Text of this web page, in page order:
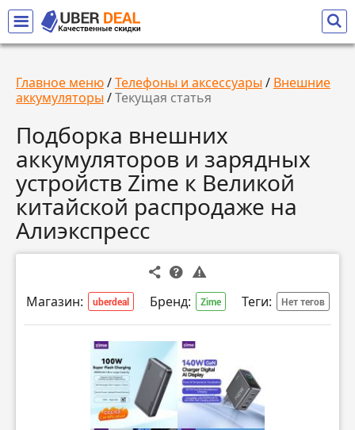
Главное меню/Телефоны и аксессуары / Внешние
аккумуляторы /Текущая статья
Подборка внешних
аккумуляторов и зарядных
устройств Zime к Великой
китайской распродаже на
Алиэкспресс
Магазин: uberdeal Бренд: Zime Теги: Нет тегов